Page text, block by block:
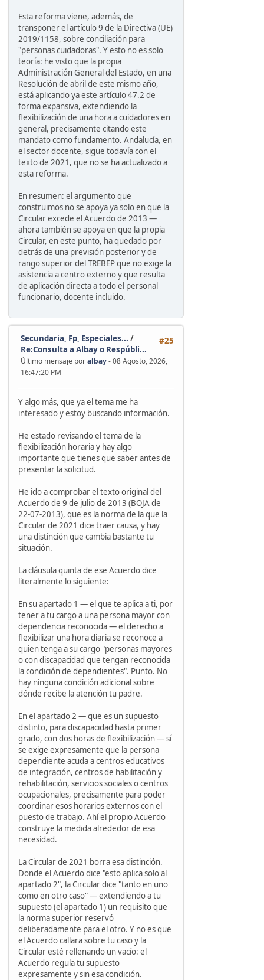
Esta reforma viene, además, de
transponer el artículo 9 de la Directiva (UE)
2019/1158, sobre conciliación para
"personas cuidadoras". Y esto no es solo
teoría: he visto que la propia
Administración General del Estado, en una
Resolución de abril de este mismo año,
está aplicando ya este artículo 47.2 de
forma expansiva, extendiendo la
flexibilización de una hora a cuidadores en
general, precisamente citando este
mandato como fundamento. Andalucía, en
el sector docente, sigue todavía con el
texto de 2021, que no se ha actualizado a
esta reforma.
En resumen: el argumento que
construimos no se apoya ya solo en que la
Circular excede el Acuerdo de 2013 —
ahora también se apoya en que la propia
Circular, en este punto, ha quedado por
detrás de una previsión posterior y de
rango superior del TREBEP que no exige la
asistencia a centro externo y que resulta
de aplicación directa a todo el personal
funcionario, docente incluido.
#25
Secundaria, Fp, Especiales... /
Re:Consulta a Albay o Respúbli...
Último mensaje poralbay- 08 Agosto, 2026,
16:47:20 PM
Y algo más, que ya el tema me ha
interesado y estoy buscando información.
He estado revisando el tema de la
flexibilización horaria y hay algo
importante que tienes que saber antes de
presentar la solicitud.
He ido a comprobar el texto original del
Acuerdo de 9 de julio de 2013 (BOJA de
22-07-2013), que es la norma de la que la
Circular de 2021 dice traer causa, y hay
una distinción que cambia bastante tu
situación.
La cláusula quinta de ese Acuerdo dice
literalmente lo siguiente:
En su apartado 1 — el que te aplica a ti, por
tener a tu cargo a una persona mayor con
dependencia reconocida — el derecho a
flexibilizar una hora diaria se reconoce a
quien tenga a su cargo "personas mayores
o con discapacidad que tengan reconocida
la condición de dependientes". Punto. No
hay ninguna condición adicional sobre
dónde recibe la atención tu padre.
En el apartado 2 — que es un supuesto
distinto, para discapacidad hasta primer
grado, con dos horas de flexibilización — sí
se exige expresamente que la persona
dependiente acuda a centros educativos
de integración, centros de habilitación y
rehabilitación, servicios sociales o centros
ocupacionales, precisamente para poder
coordinar esos horarios externos con el
puesto de trabajo. Ahí el propio Acuerdo
construye la medida alrededor de esa
necesidad.
La Circular de 2021 borra esa distinción.
Donde el Acuerdo dice "esto aplica solo al
apartado 2", la Circular dice "tanto en uno
como en otro caso" — extendiendo a tu
supuesto (el apartado 1) un requisito que
la norma superior reservó
deliberadamente para el otro. Y no es que
el Acuerdo callara sobre tu caso y la
Circular esté rellenando un vacío: el
Acuerdo regula tu supuesto
expresamente y sin esa condición.